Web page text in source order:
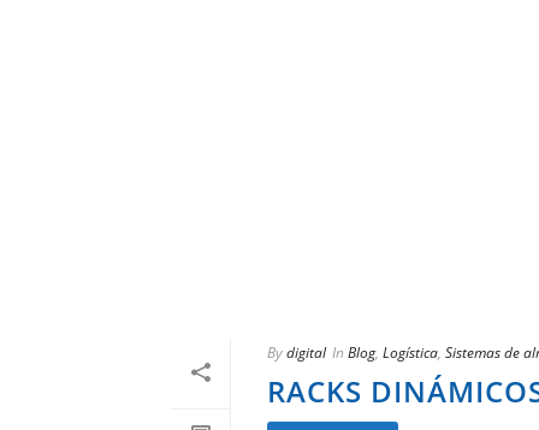
Bydigital In Blog, Logística, Sistemas de
RACKS